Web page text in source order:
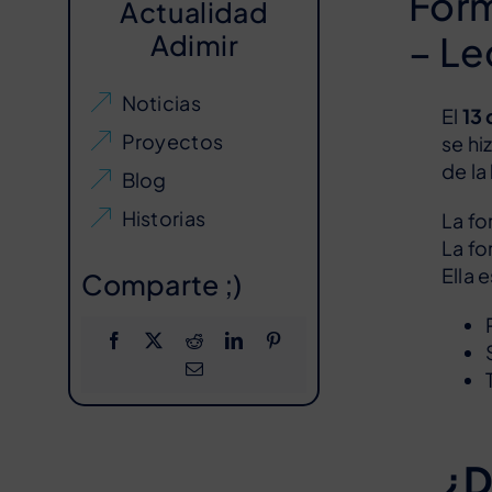
Actualidad
Adimir
Noticias
Proyectos
Blog
Historias
Comparte ;)
–
El 13
se
de la
La
La
Ella